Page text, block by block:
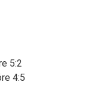
5:2
4:5